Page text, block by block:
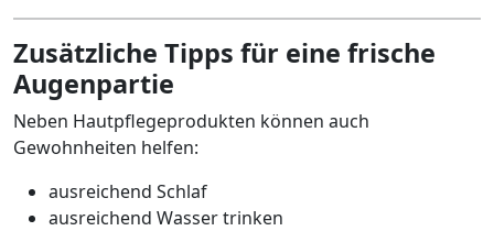
Zusätzliche Tipps für eine frische
Augenpartie
Neben Hautpflegeprodukten können auch
Gewohnheiten helfen:
ausreichend Schlaf
ausreichend Wasser trinken